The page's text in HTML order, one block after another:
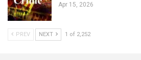
Apr 15, 2026
PREV NEXT 1 of 2,252